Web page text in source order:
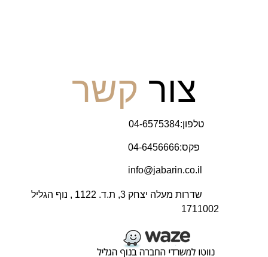
צור קשר
טלפון:04-6575384
פקס:04-6456666
info@jabarin.co.il
שדרות מעלה יצחק 3, ת.ד. 1122 , נוף הגליל
1711002